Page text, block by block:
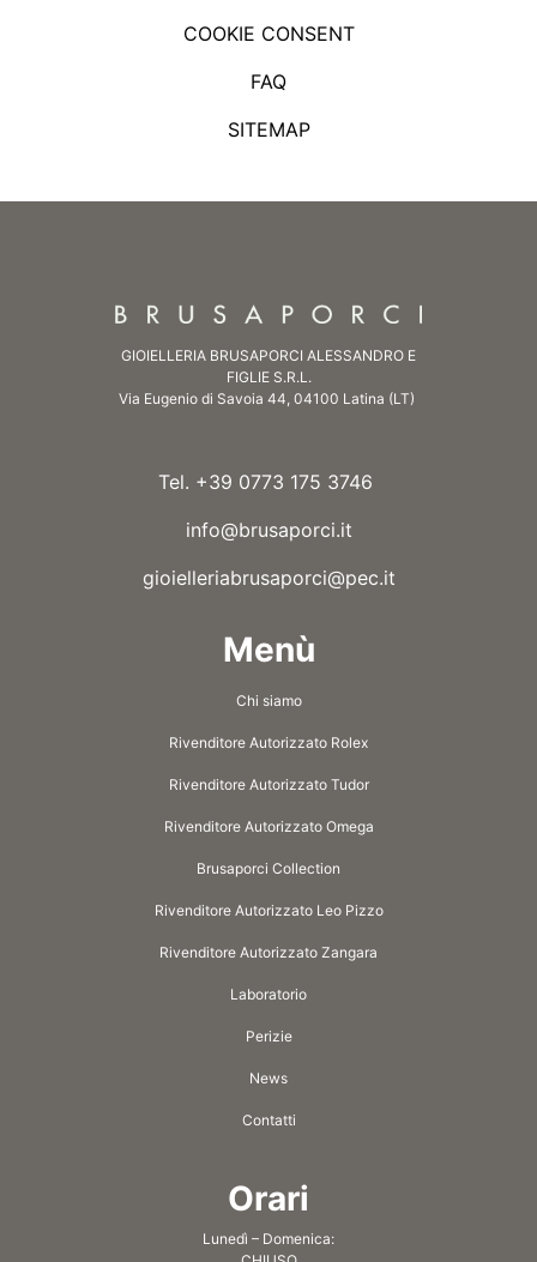
COOKIE CONSENT
FAQ
SITEMAP
GIOIELLERIA BRUSAPORCI ALESSANDRO E
FIGLIE S.R.L.
Via Eugenio di Savoia 44, 04100 Latina (LT)
Tel. +39 0773 175 3746
info@brusaporci.it
gioielleriabrusaporci@pec.it
Menù
Chi siamo
Rivenditore Autorizzato Rolex
Rivenditore Autorizzato Tudor
Rivenditore Autorizzato Omega
Brusaporci Collection
Rivenditore Autorizzato Leo Pizzo
Rivenditore Autorizzato Zangara
Laboratorio
Perizie
News
Contatti
Orari
Lunedì – Domenica: